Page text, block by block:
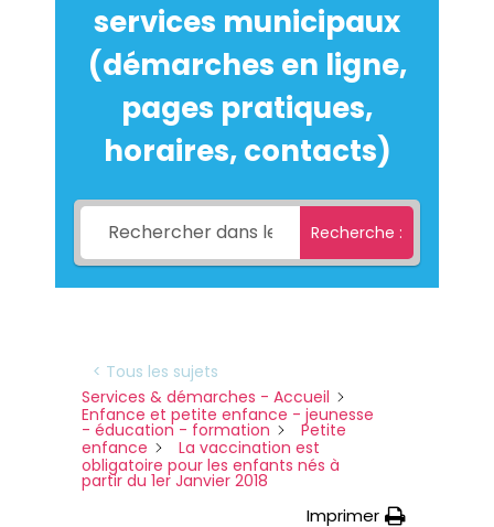
services municipaux
(démarches en ligne,
pages pratiques,
horaires, contacts)
Recherche :
< Tous les sujets
Services & démarches - Accueil
Enfance et petite enfance - jeunesse
- éducation - formation
Petite
enfance
La vaccination est
obligatoire pour les enfants nés à
partir du 1er Janvier 2018
Imprimer